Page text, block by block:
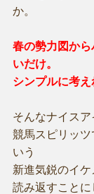
か。
春の勢力図か
いだけ。
シンプルに考え
そんなナイスア
競馬スピリッ
いう
新進気鋭のイ
読み返すことに